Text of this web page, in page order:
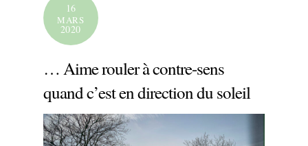
16
MARS
2020
… Aime rouler à contre-sens
quand c’est en direction du soleil